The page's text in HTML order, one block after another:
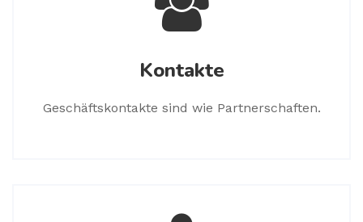
Kontakte
Geschäftskontakte sind wie Partnerschaften.